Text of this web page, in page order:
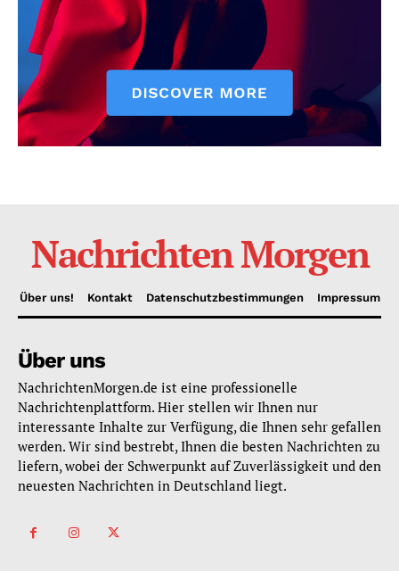
Nachrichten Morgen
Über uns! Kontakt Datenschutzbestimmungen Impressum
Über uns
NachrichtenMorgen.de ist eine professionelle
Nachrichtenplattform. Hier stellen wir Ihnen nur
interessante Inhalte zur Verfügung, die Ihnen sehr gefallen
werden. Wir sind bestrebt, Ihnen die besten Nachrichten zu
liefern, wobei der Schwerpunkt auf Zuverlässigkeit und den
neuesten Nachrichten in Deutschland liegt.